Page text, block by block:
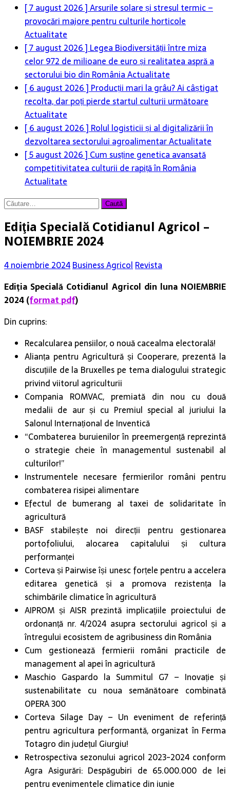
[ 7 august 2026 ]Arsurile solare și stresul termic –
provocări majore pentru culturile horticole
Actualitate
[ 7 august 2026 ] Legea Biodiversității între miza
celor 972 de milioane de euro și realitatea aspră a
sectorului bio din RomâniaActualitate
[ 6 august 2026 ] Producții mari la grâu? Ai câștigat
recolta, dar poți pierde startul culturii următoare
Actualitate
[ 6 august 2026 ] Rolul logisticii și al digitalizării în
dezvoltarea sectorului agroalimentarActualitate
[ 5 august 2026 ] Cum susține genetica avansată
competitivitatea culturii de rapiță în România
Actualitate
Caută
Ediţia Specială Cotidianul Agricol –
NOIEMBRIE 2024
4 noiembrie 2024Business AgricolRevista
Ediţia Specială Cotidianul Agricol din luna NOIEMBRIE
2024 (format pdf)
Din cuprins:
Recalcularea pensiilor, o nouă cacealma electorală!
Alianța pentru Agricultură și Cooperare, prezentă la
discuțiile de la Bruxelles pe tema dialogului strategic
privind viitorul agriculturii
Compania ROMVAC, premiată din nou cu două
medalii de aur și cu Premiul special al juriului la
Salonul Internațional de Inventică
“Combaterea buruienilor în preemergență reprezintă
o strategie cheie în managementul sustenabil al
culturilor!”
Instrumentele necesare fermierilor români pentru
combaterea risipei alimentare
Efectul de bumerang al taxei de solidaritate în
agricultură
BASF stabilește noi direcții pentru gestionarea
portofoliului, alocarea capitalului și cultura
performanței
Corteva și Pairwise își unesc forțele pentru a accelera
editarea genetică și a promova rezistența la
schimbările climatice în agricultură
AIPROM și AISR prezintă implicațiile proiectului de
ordonanță nr. 4/2024 asupra sectorului agricol și a
întregului ecosistem de agribusiness din România
Cum gestionează fermierii români practicile de
management al apei în agricultură
Maschio Gaspardo la Summitul G7 – Inovație și
sustenabilitate cu noua semănătoare combinată
OPERA 300
Corteva Silage Day – Un eveniment de referință
pentru agricultura performantă, organizat în Ferma
Totagro din județul Giurgiu!
Retrospectiva sezonului agricol 2023-2024 conform
Agra Asigurări: Despăgubiri de 65.000.000 de lei
pentru evenimentele climatice din iunie